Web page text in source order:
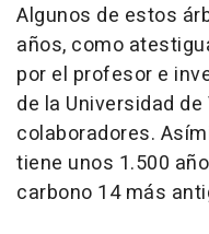
Algunos de estos
años, como
por el profesor e
de la Universidad
colaboradores.
tiene unos 1.500
carbono 14 más